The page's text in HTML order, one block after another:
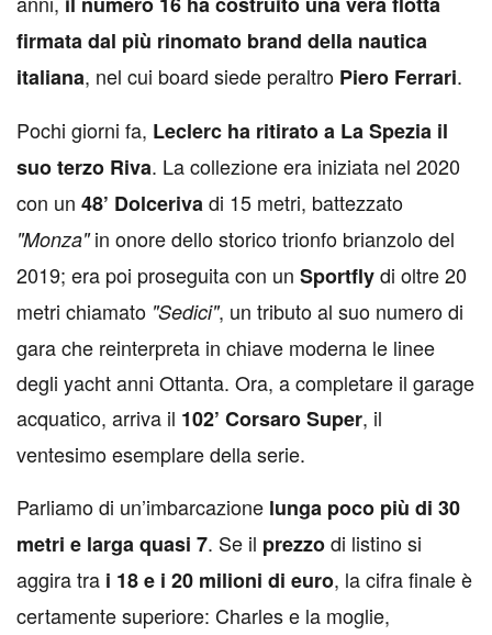
firmata dal più rinomato brand della nautica
italiana, nel cui board siede peraltro Piero Ferrari.
Pochi giorni fa, Leclerc ha ritirato a La Spezia il
suo terzo Riva. La collezione era iniziata nel 2020
con un 48’ Dolcerivadi 15 metri, battezzato
"Monza"in onore dello storico trionfo brianzolo del
2019; era poi proseguita con un Sportflydi oltre 20
metri chiamato "Sedici", un tributo al suo numero di
gara che reinterpreta in chiave moderna le linee
degli yacht anni Ottanta. Ora, a completare il garage
acquatico, arriva il 102’ Corsaro Super, il
ventesimo esemplare della serie.
Parliamo di un’imbarcazione lunga poco più di 30
metri e larga quasi 7. Se il prezzodi listino si
aggira tra i 18 e i 20 milioni di euro, la cifra finale è
certamente superiore: Charles e la moglie,